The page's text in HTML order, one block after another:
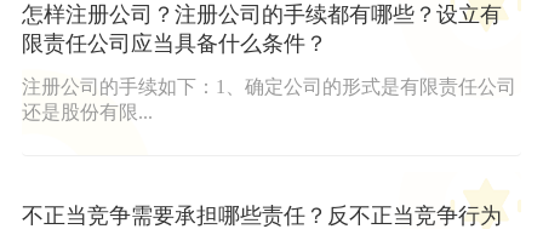
怎样注册公司？注册公司的手续都有哪些？设立有
限责任公司应当具备什么条件？
注册公司的手续如下：1、确定公司的形式是有限责任公司
还是股份有限...
不正当竞争需要承担哪些责任？反不正当竞争行为